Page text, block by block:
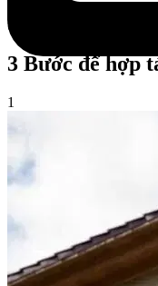
Giải pháp quản lý toàn
tối ưu hóa đầu tư
3 Bước để hợp
1